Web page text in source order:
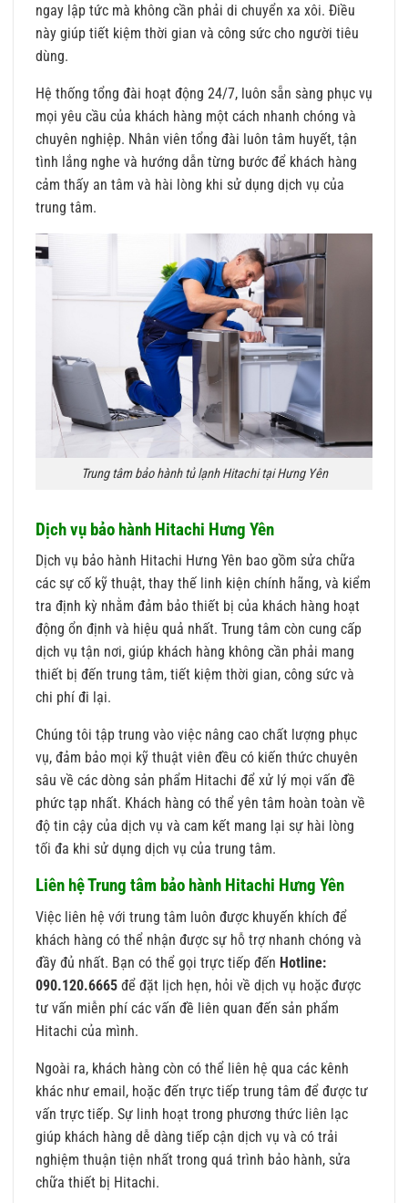
ngay lập tức mà không cần phải di chuyển xa xôi. Điều
này giúp tiết kiệm thời gian và công sức cho người tiêu
dùng.
Hệ thống tổng đài hoạt động 24/7, luôn sẵn sàng phục vụ
mọi yêu cầu của khách hàng một cách nhanh chóng và
chuyên nghiệp. Nhân viên tổng đài luôn tâm huyết, tận
tình lắng nghe và hướng dẫn từng bước để khách hàng
cảm thấy an tâm và hài lòng khi sử dụng dịch vụ của
trung tâm.
Trung tâm bảo hành tủ lạnh Hitachi tại Hưng Yên
Dịch vụ bảo hành Hitachi Hưng Yên
Dịch vụ bảo hành Hitachi Hưng Yên bao gồm sửa chữa
các sự cố kỹ thuật, thay thế linh kiện chính hãng, và kiểm
tra định kỳ nhằm đảm bảo thiết bị của khách hàng hoạt
động ổn định và hiệu quả nhất. Trung tâm còn cung cấp
dịch vụ tận nơi, giúp khách hàng không cần phải mang
thiết bị đến trung tâm, tiết kiệm thời gian, công sức và
chi phí đi lại.
Chúng tôi tập trung vào việc nâng cao chất lượng phục
vụ, đảm bảo mọi kỹ thuật viên đều có kiến thức chuyên
sâu về các dòng sản phẩm Hitachi để xử lý mọi vấn đề
phức tạp nhất. Khách hàng có thể yên tâm hoàn toàn về
độ tin cậy của dịch vụ và cam kết mang lại sự hài lòng
tối đa khi sử dụng dịch vụ của trung tâm.
Liên hệ Trung tâm bảo hành Hitachi Hưng Yên
Việc liên hệ với trung tâm luôn được khuyến khích để
khách hàng có thể nhận được sự hỗ trợ nhanh chóng và
đầy đủ nhất. Bạn có thể gọi trực tiếp đến Hotline:
090.120.6665 để đặt lịch hẹn, hỏi về dịch vụ hoặc được
tư vấn miễn phí các vấn đề liên quan đến sản phẩm
Hitachi của mình.
Ngoài ra, khách hàng còn có thể liên hệ qua các kênh
khác như email, hoặc đến trực tiếp trung tâm để được tư
vấn trực tiếp. Sự linh hoạt trong phương thức liên lạc
giúp khách hàng dễ dàng tiếp cận dịch vụ và có trải
nghiệm thuận tiện nhất trong quá trình bảo hành, sửa
chữa thiết bị Hitachi.